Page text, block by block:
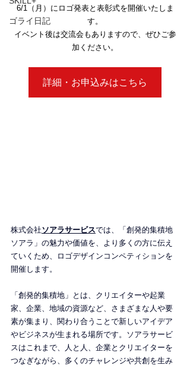
ゴライ日記
6/1（月）にロゴ発表と表彰式を開催いたしま
す。
イベント後は交流会もありますので、ぜひご参
加ください。
詳細・お申込みはこちら
株式会社ソアラサービスでは、「創発的集積地
ソアラ」の魅力や価値を、より多くの方に伝え
ていくため、ロゴデザインコンペティションを
開催します。
「創発的集積地」とは、クリエイターや起業
家、企業、地域の資源など、さまざまな人や要
素が集まり、関わり合うことで新しいアイデア
やビジネスが生まれる場所です。ソアラサービ
スはこれまで、人と人、企業とクリエイターを
つなぎながら、多くのチャレンジや共創を生み